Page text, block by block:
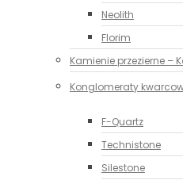
Neolith
Florim
Kamienie przezierne –
Konglomeraty
F-Quartz
Technistone
Silestone